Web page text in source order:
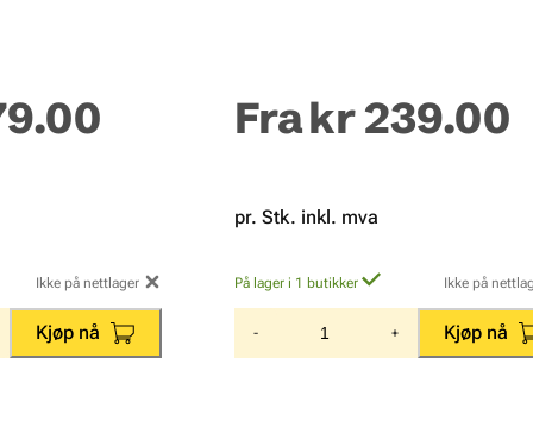
Ikke på nettlager
Kjøp nå
Frakr 239.00
pr. Stk. inkl. mva
På lager i 1 butikker Ikke på
- + Kjøp nå